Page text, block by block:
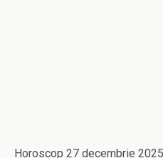
Horoscop 27 decembrie